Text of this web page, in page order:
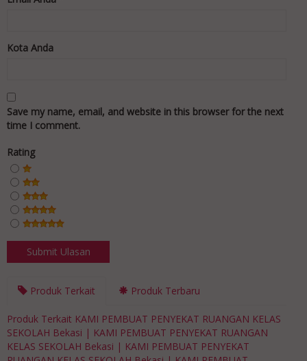
Kota Anda
Save my name, email, and website in this browser for the next
time I comment.
Rating
Produk Terkait Produk Terbaru
Produk Terkait KAMI PEMBUAT PENYEKAT RUANGAN KELAS
SEKOLAH Bekasi | KAMI PEMBUAT PENYEKAT RUANGAN
KELAS SEKOLAH Bekasi | KAMI PEMBUAT PENYEKAT